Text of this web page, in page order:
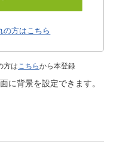
の方はこちら
方はこちらから本登録
に背景を設定できます。